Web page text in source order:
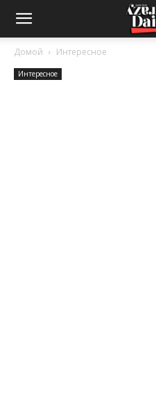
Crazy-
Daizy
Домой Интересное
Интересное